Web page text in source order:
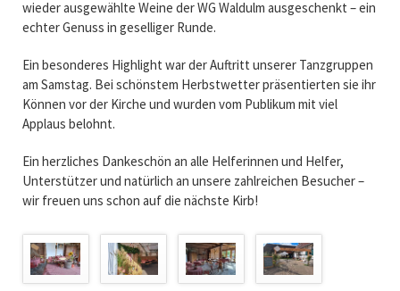
wieder ausgewählte Weine der WG Waldulm ausgeschenkt – ein
echter Genuss in geselliger Runde.
Ein besonderes Highlight war der Auftritt unserer Tanzgruppen
am Samstag. Bei schönstem Herbstwetter präsentierten sie ihr
Können vor der Kirche und wurden vom Publikum mit viel
Applaus belohnt.
Ein herzliches Dankeschön an alle Helferinnen und Helfer,
Unterstützer und natürlich an unsere zahlreichen Besucher –
wir freuen uns schon auf die nächste Kirb!